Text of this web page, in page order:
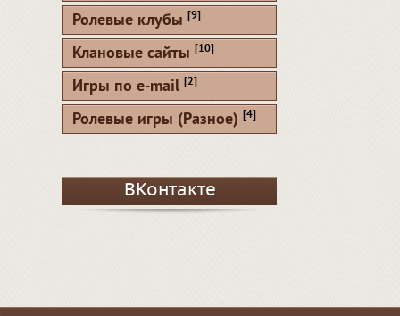
Ролевые клубы [9]
Клановые сайты [10]
Игры по e-mail [2]
Ролевые игры (Разное) [4]
ВКонтакте